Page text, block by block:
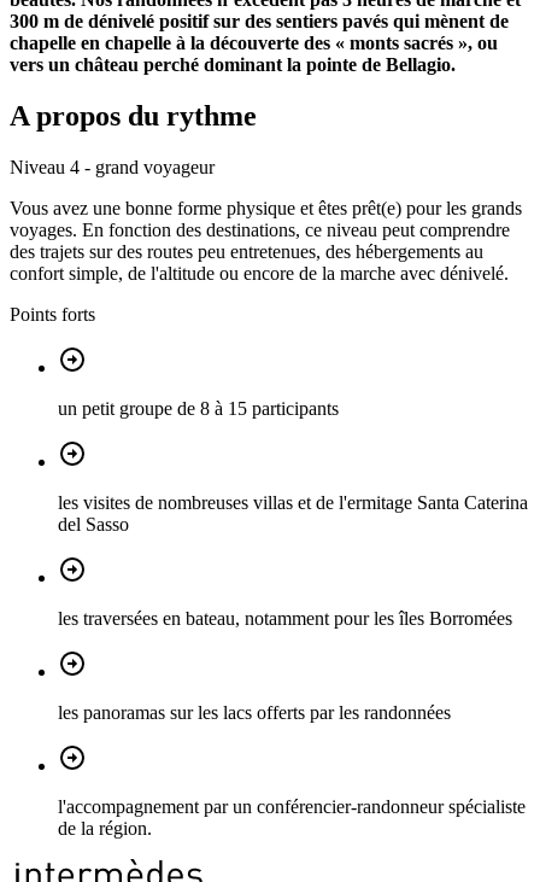
300 m de dénivelé positif sur des sentiers pavés qui mènent de
chapelle en chapelle à la découverte des « monts sacrés », ou
vers un château perché dominant la pointe de Bellagio.
A propos du rythme
Niveau 4 - grand voyageur
Vous avez une bonne forme physique et êtes prêt(e) pour les grands
voyages. En fonction des destinations, ce niveau peut comprendre
des trajets sur des routes peu entretenues, des hébergements au
confort simple, de l'altitude ou encore de la marche avec dénivelé.
Points forts
un petit groupe de 8 à 15 participants
les visites de nombreuses villas et de l'ermitage Santa Caterina
del Sasso
les traversées en bateau, notamment pour les îles Borromées
les panoramas sur les lacs offerts par les randonnées
l'accompagnement par un conférencier-randonneur spécialiste
de la région.